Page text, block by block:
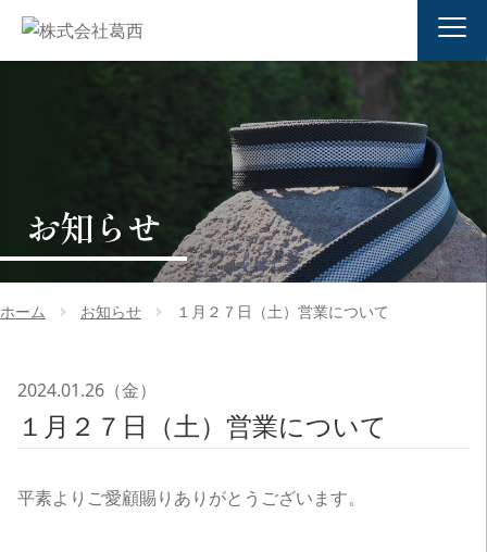
お知らせ
ホーム お知らせ １月２７日（土）営業について
2024.01.26（金）
１月２７日（土）営業について
平素よりご愛顧賜りありがとうございます。